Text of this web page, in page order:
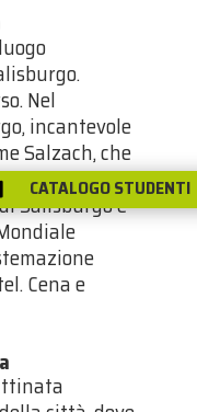
Nel
incantevole
Salzach, che
Salisburgo è
Cena e
CATALOGO STUDENTI